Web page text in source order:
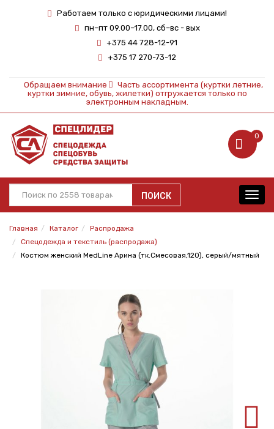
Работаем только с юридическими лицами!
пн–пт 09.00–17.00, сб–вс - вых
+375 44 728-12-91
+375 17 270-73-12
Обращаем внимание
Часть ассортимента (куртки летние,
куртки зимние, обувь, жилетки) отгружается только по
электронным накладным.
0
ПОИСК
Главная Каталог
Распродажа
Спецодежда и текстиль (распродажа)
Костюм женский MedLine Арина (тк.Смесовая,120), серый/мятный